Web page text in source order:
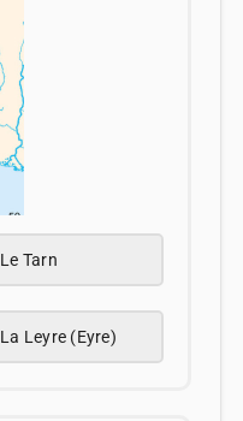
Le Tarn
La Leyre (Eyre)